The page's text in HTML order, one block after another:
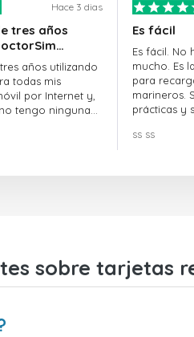
Hace 3 dias
tres años
años utilizando
todas mis
por Internet y,
tengo ninguna
Es fácil
Es fácil. No
mucho. Es
para
marineros.
prácticas y
ss ss
sobre tarjetas